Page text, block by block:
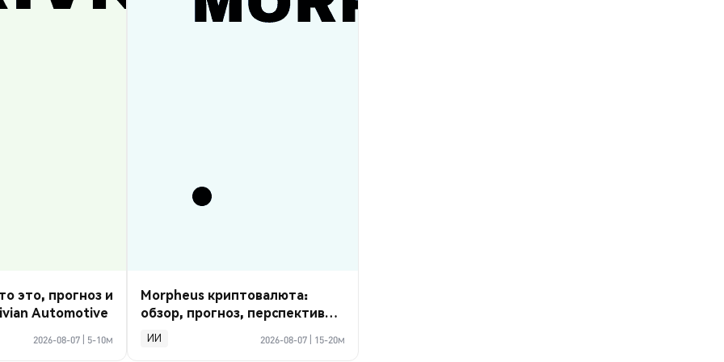
это, прогноз и
Automotive
2026-08-07 5-10м
Morpheus криптовалюта:
обзор, прогноз, перспективы
2026
ИИ 2026-08-07 15-20м